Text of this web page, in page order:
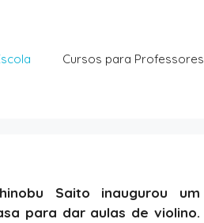
Cursos para Professores
Saito inaugurou um
para dar aulas de violino.